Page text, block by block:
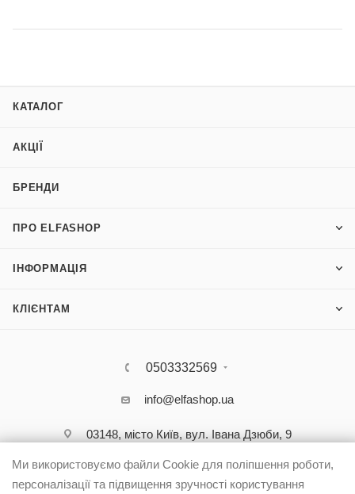
КАТАЛОГ
АКЦІЇ
БРЕНДИ
ПРО ELFASHOP
ІНФОРМАЦІЯ
КЛІЄНТАМ
0503332569
info@elfashop.ua
03148, місто Київ, вул. Івана Дзюби, 9
Ми використовуємо файли Cookie для поліпшення роботи,
персоналізації та підвищення зручності користування